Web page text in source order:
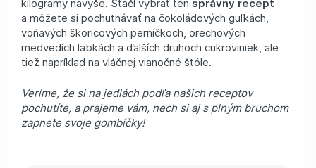
kilogramy navyše. Stačí vybrať ten správny recept
a môžete si pochutnávať na čokoládových guľkách,
voňavých škoricových perníčkoch, orechových
medvedích labkách a ďalších druhoch cukroviniek, ale
tiež napríklad na vláčnej vianočné štóle.
Veríme, že si na jedlách podľa našich receptov
pochutíte, a prajeme vám, nech si aj s plným bruchom
zapnete svoje gombíčky!